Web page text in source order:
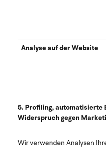
Analyse auf der Website
5. Profiling, automatisierte
Widerspruch gegen
Wir verwenden Analysen